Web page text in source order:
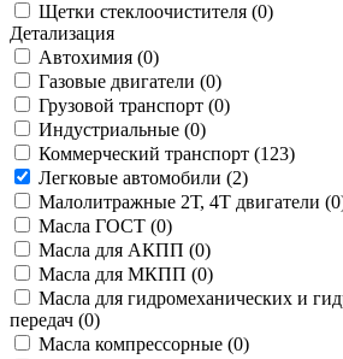
Щетки стеклоочистителя (0)
Детализация
Автохимия (0)
Газовые двигатели (0)
Грузовой транспорт (0)
Индустриальные (0)
Коммерческий транспорт (123)
Легковые автомобили (2)
Малолитражные 2Т, 4Т двигатели (0
Масла ГОСТ (0)
Масла для АКПП (0)
Масла для МКПП (0)
Масла для гидромеханических и
передач (0)
Масла компрессорные (0)